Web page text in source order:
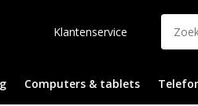
Klantenservice
Computers & tablets